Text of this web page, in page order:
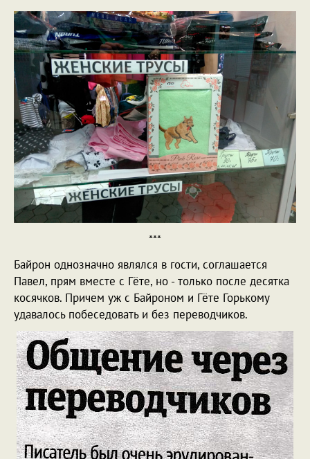
***
Байрон однозначно являлся в гости, соглашается
Павел, прям вместе с Гёте, но - только после десятка
косячков. Причем уж с Байроном и Гёте Горькому
удавалось побеседовать и без переводчиков.